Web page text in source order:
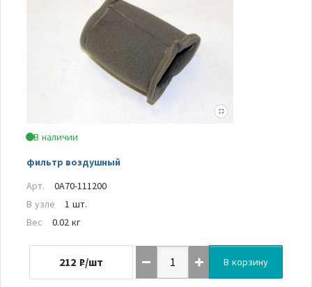
В наличии
фильтр воздушный
Арт.
0A70-111200
В узле
1 шт.
Вес
0.02 кг
212 ₽/шт В корзину